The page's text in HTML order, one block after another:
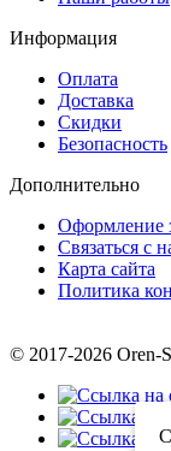
Информация
Оплата
Доставка
Скидки
Безопасность
Дополнительно
Оформление
Связаться с
Карта сайта
Политика
© 2017-2026 Oren-